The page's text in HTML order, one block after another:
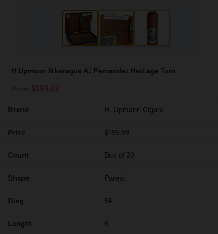
H Upmann Nikaragua AJ Fernandez Heritage Toro
$193.93
Brand H. Upmann Cigars
Price $193.93
Count Box of 20
Shape Parejo
Ring 54
Length 6